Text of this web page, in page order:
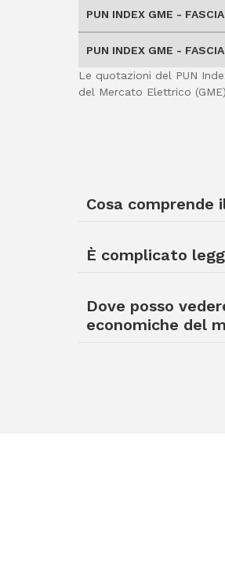
PUN INDEX GME -
PUN INDEX GME -
Le quotazioni del PUN
del Mercato Elettrico
Cosa comprende
È complicato
Dove posso
economiche del